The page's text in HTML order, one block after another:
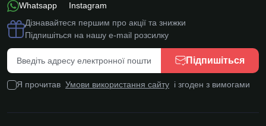
Whatsapp
Instagram
Дізнавайтеся першим про акції та знижки
Підпишіться на нашу e-mail розсилку
Підпишіться
Я прочитав Умови використання сайту і згоден з вимогами